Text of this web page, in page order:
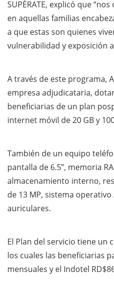
SUPÉRATE, explicó que
en aquellas familias
a que estas son quienes
vulnerabilidad y exposición
A través de este programa,
empresa adjudicataria,
beneficiarias de un plan
internet móvil de 20 GB y
También de un equipo
pantalla de 6.5”, memoria
almacenamiento interno,
de 13 MP, sistema
auriculares.
El Plan del servicio tiene un
los cuales las beneficiarias
mensuales y el Indotel